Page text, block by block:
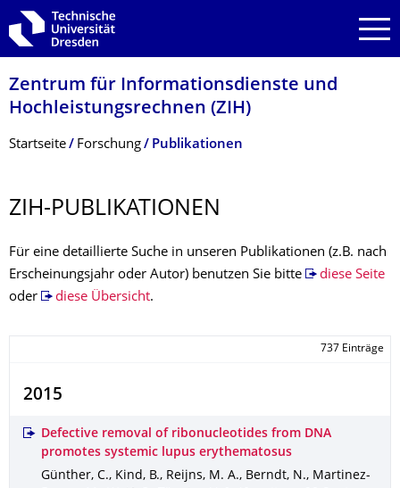
Zur Hauptnavigation springen
Zur Suche springen
Zum Inhalt springen
Zentrum für Informations­dienste und
Hochleistungs­rechnen (ZIH)
Breadcrumb-Menü
Startseite Forschung Publikationen
ZIH-PUBLIKATIONEN
Für eine detaillierte Suche in unseren Publikationen (z.B. nach
Erscheinungsjahr oder Autor) benutzen Sie bitte
diese Seite
oder
diese Übersicht.
737 Einträge
2015
Defective removal of ribonucleotides from DNA
promotes systemic lupus erythematosus
Günther, C., Kind, B., Reijns, M. A., Berndt, N., Martinez-